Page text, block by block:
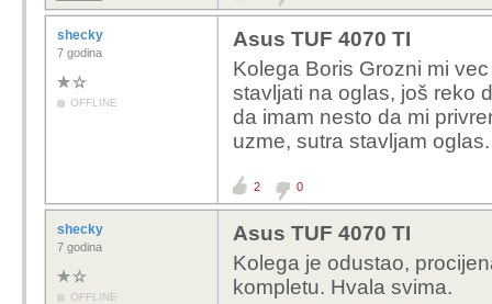
shecky
7 godina
OFFLINE
Asus TUF 4070 TI
Kolega Boris Grozni mi
stavljati na oglas, još reko
da imam nesto da mi
uzme, sutra stavljam oglas.
2 0
shecky
7 godina
OFFLINE
Asus TUF 4070 TI
Kolega je odustao,
kompletu. Hvala svima.